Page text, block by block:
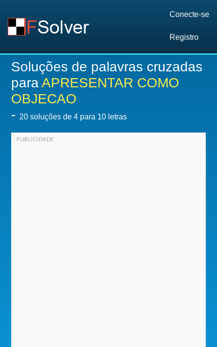
Conecte-se
Registro
Soluções de palavras cruzadas
paraAPRESENTAR COMO
OBJECAO
- 20 soluções de 4 para 10 letras